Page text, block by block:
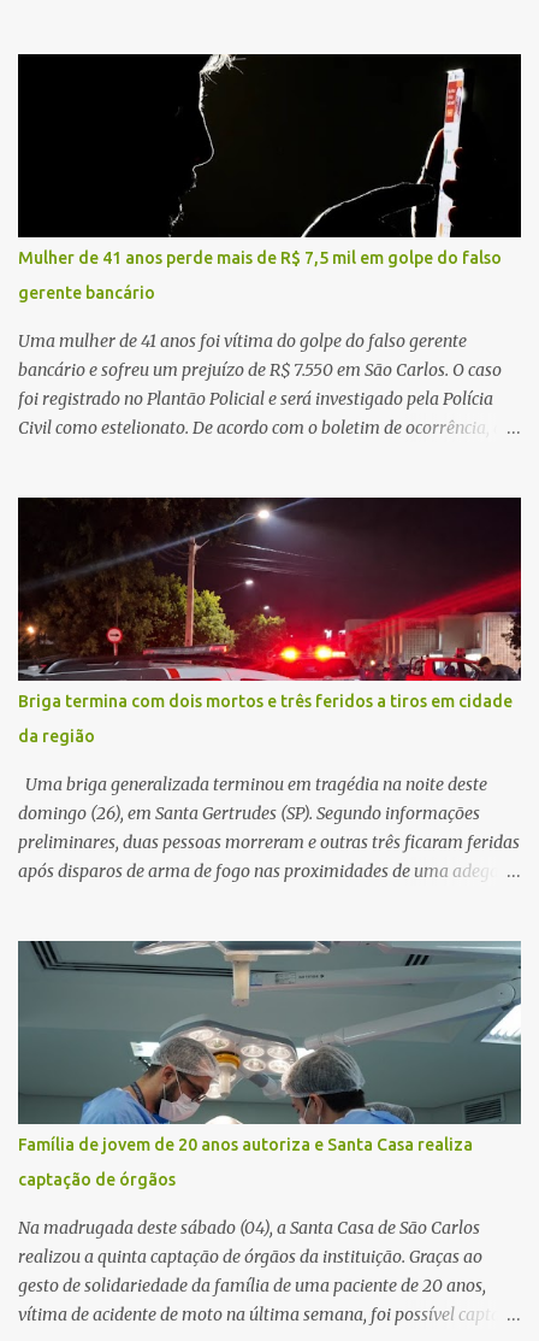
município, mas também de diversas cidades do entorno,
ampliando significativamente a responsabilidade da gestão sobre
o Sistema Único de Saúde (SUS). Nos últimos anos, o Governo
Federal tem ampliado investimentos destinados ao fortalecimento
da atenção básica, da infraestrutura hospitalar e da
regionalização dos serviços de saúde. Entretanto, em um cenário
de demandas crescentes e recursos necessariamente limitados, a
principal missão da gestão pública não é apenas investir mais,
mas decidir melhor onde investir para produzir o maior benefício
possível à população. Essa reflexão encontra respaldo tanto na
teoria da admini...
Mulher de 41 anos perde mais de R$ 7,5 mil em golpe do falso
gerente bancário
Uma mulher de 41 anos foi vítima do golpe do falso gerente
bancário e sofreu um prejuízo de R$ 7.550 em São Carlos. O caso
foi registrado no Plantão Policial e será investigado pela Polícia
Civil como estelionato. De acordo com o boletim de ocorrência, a
suspeito alegou que seria necessário atualizar o cadastro da conta
e passou a orientar a vítima sobre os procedimentos que deveriam
ser realizados. Dias depois, o golpista enviou um documento em
PDF simulando uma comunicação oficial da instituição financeira.
Na sequência, entrou em contato por telefone e encaminhou um
link, orientando a vítima a acessá-lo pelo computador para
concluir a suposta atualização cadastral. Após realizar o
procedimento, a conta bancária ficou bloqueada por algumas
horas. Sem conseguir acessar o sistema, a vítima tentou
novamente contato com o suposto gerente, mas não obteve
resposta. Na segunda-fe...
Briga termina com dois mortos e três feridos a tiros em cidade
da região
Uma briga generalizada terminou em tragédia na noite deste
domingo (26), em Santa Gertrudes (SP). Segundo informações
preliminares, duas pessoas morreram e outras três ficaram feridas
após disparos de arma de fogo nas proximidades de uma adega. O
começado dentro do estabelecimento e se estendido para a área
externa, quando dois homens armados passaram a efetuar
diversos disparos. Duas vítimas morreram ainda no local. Outras
três pessoas foram baleadas e socorridas. Até o momento, não
foram divulgadas informações oficiais sobre o estado de saúde dos
feridos. Equipes da Polícia Militar de Santa Gertrudes atenderam a
ocorrência e isolaram a área para o trabalho da perícia. Até a
última atualização, nenhum suspeito havia sido preso. A Polícia
Civil investigará a motivação da briga, a autoria dos disparos e as
circunstâncias do crime. A ocorrência segue em anda...
Família de jovem de 20 anos autoriza e Santa Casa realiza
captação de órgãos
Na madrugada deste sábado (04), a Santa Casa de São Carlos
realizou a quinta captação de órgãos da instituição. Graças ao
gesto de solidariedade da família de uma paciente de 20 anos,
vítima de acidente de moto na última semana, foi possível captar o